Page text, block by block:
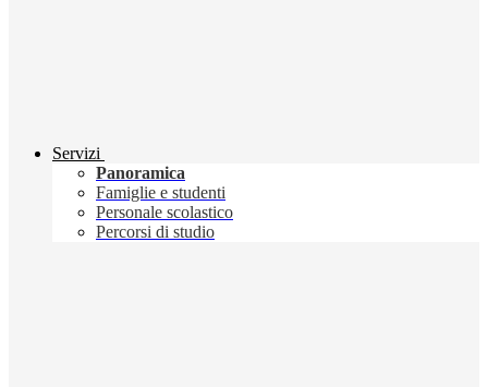
Servizi
Panoramica
Famiglie e studenti
Personale scolastico
Percorsi di studio